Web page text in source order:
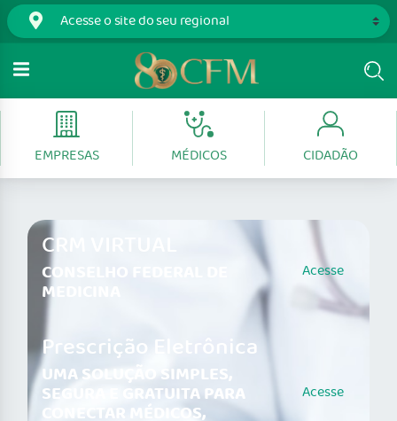
EMPRESAS MÉDICOS CIDADÃO
CRM VIRTUAL
CONSELHO FEDERAL DE
MEDICINA
Acesse
Prescrição Eletrônica
UMA SOLUÇÃO SIMPLES,
SEGURA E GRATUITA PARA
CONECTAR MÉDICOS,
Acesse